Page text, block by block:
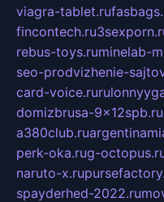
viagra-tablet.ru
fincontech.ru
rebus-toys.ruminelab-
seo-prodvizhenie-
card-voice.ru
domizbrusa-9x12spb.ru
a380club.ru
perk-oka.rug-
naruto-x.ru
spayderhed-2022.ru